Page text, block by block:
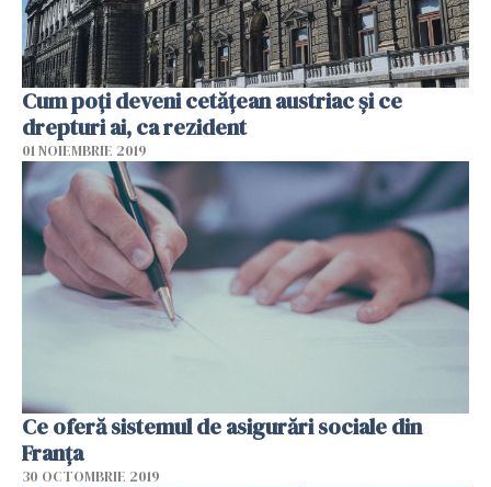
Cum poți deveni cetățean austriac și ce
drepturi ai, ca rezident
01 NOIEMBRIE 2019
Ce oferă sistemul de asigurări sociale din
Franța
30 OCTOMBRIE 2019